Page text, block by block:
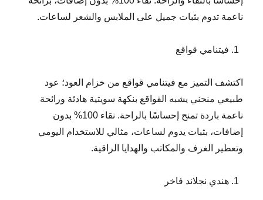
ناعمة تدوم بثبات جميل على الملابس والشعر لساعات.
فيتنامي قواقع
اكتشف التميز مع فيتنامي قواقع من خزام العود؛ عود
طبيعي منحني يشبه القواقع بنكهة سويتية هادئة ورائحة
ناعمة باردة تمنح إحساسًا بالراحة. نقاء 100% بدون
إضافات، بثبات يدوم لساعات، مثالي للاستخدام اليومي
وتعطير الغرف والمكاتب والهدايا الراقية.
هندي نجلاند فاخر